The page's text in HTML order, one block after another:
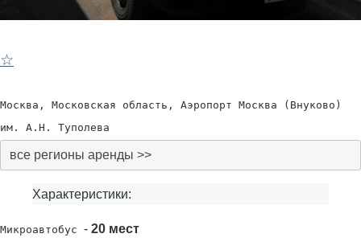
☆
Москва, Московская область, Аэропорт Москва (Внуково)
им. А.Н. Туполева
все регионы аренды >>
Характеристики:
Микроавтобус - 20 мест